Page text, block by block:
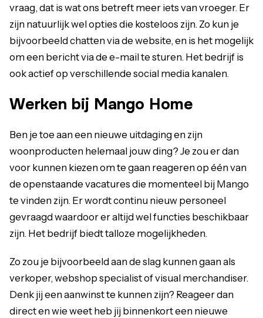
vraag, dat is wat ons betreft meer iets van vroeger. Er
zijn natuurlijk wel opties die kosteloos zijn. Zo kun je
bijvoorbeeld chatten via de website, en is het mogelijk
om een bericht via de e-mail te sturen. Het bedrijf is
ook actief op verschillende social media kanalen.
Werken bij Mango Home
Ben je toe aan een nieuwe uitdaging en zijn
woonproducten helemaal jouw ding? Je zou er dan
voor kunnen kiezen om te gaan reageren op één van
de openstaande vacatures die momenteel bij Mango
te vinden zijn. Er wordt continu nieuw personeel
gevraagd waardoor er altijd wel functies beschikbaar
zijn. Het bedrijf biedt talloze mogelijkheden.
Zo zou je bijvoorbeeld aan de slag kunnen gaan als
verkoper, webshop specialist of visual merchandiser.
Denk jij een aanwinst te kunnen zijn? Reageer dan
direct en wie weet heb jij binnenkort een nieuwe